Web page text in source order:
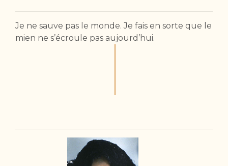
Je ne sauve pas le monde. Je fais en sorte que le
mien ne s’écroule pas aujourd’hui.